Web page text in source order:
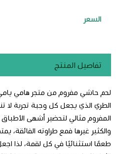
السعر
تفاصيل المنتج
لحم حاشي مفروم من متجر هامي
الطري الذي يجعل كل وجبة تجربة لا
المفروم مثالي لتحضير أشهى الأطباق
والكثير غيرها فمع طراوته الفائقة،
طعمًا استثنائيًا في كل لقمة، لذا